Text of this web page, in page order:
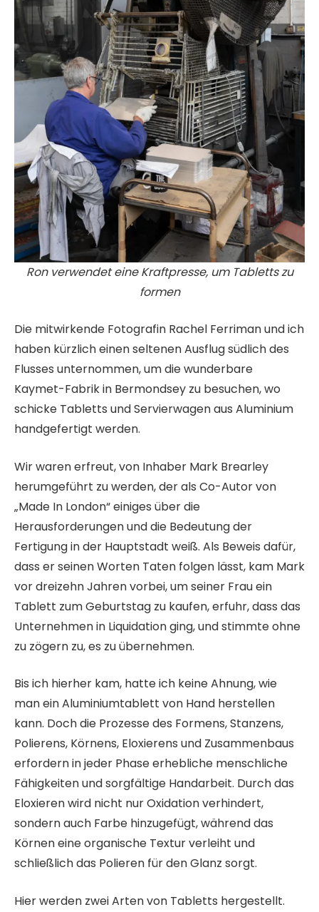
Ron verwendet eine Kraftpresse, um Tabletts zu
formen
Die mitwirkende Fotografin Rachel Ferriman und ich
haben kürzlich einen seltenen Ausflug südlich des
Flusses unternommen, um die wunderbare
Kaymet-Fabrik in Bermondsey zu besuchen, wo
schicke Tabletts und Servierwagen aus Aluminium
handgefertigt werden.
Wir waren erfreut, von Inhaber Mark Brearley
herumgeführt zu werden, der als Co-Autor von
„Made In London“ einiges über die
Herausforderungen und die Bedeutung der
Fertigung in der Hauptstadt weiß. Als Beweis dafür,
dass er seinen Worten Taten folgen lässt, kam Mark
vor dreizehn Jahren vorbei, um seiner Frau ein
Tablett zum Geburtstag zu kaufen, erfuhr, dass das
Unternehmen in Liquidation ging, und stimmte ohne
zu zögern zu, es zu übernehmen.
Bis ich hierher kam, hatte ich keine Ahnung, wie
man ein Aluminiumtablett von Hand herstellen
kann. Doch die Prozesse des Formens, Stanzens,
Polierens, Körnens, Eloxierens und Zusammenbaus
erfordern in jeder Phase erhebliche menschliche
Fähigkeiten und sorgfältige Handarbeit. Durch das
Eloxieren wird nicht nur Oxidation verhindert,
sondern auch Farbe hinzugefügt, während das
Körnen eine organische Textur verleiht und
schließlich das Polieren für den Glanz sorgt.
Hier werden zwei Arten von Tabletts hergestellt.